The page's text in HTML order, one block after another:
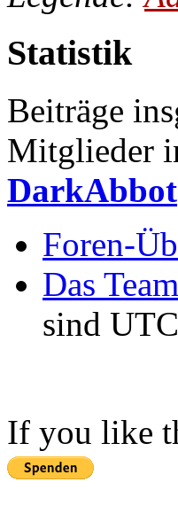
Statistik
Beiträge
Mitglieder
DarkAbbot
Foren-
Das Team
sind
If you like